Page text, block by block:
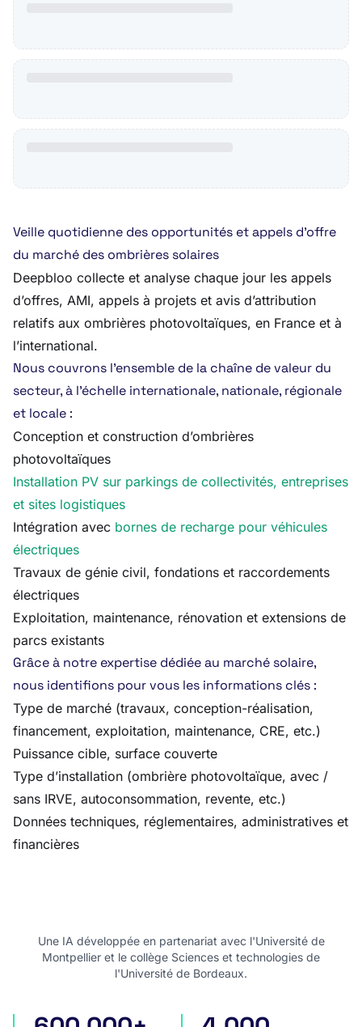
Veille quotidienne des opportunités et appels d’offre
du marché des ombrières solaires
Deepbloo collecte et analyse chaque jour les appels
d’offres, AMI, appels à projets et avis d’attribution
relatifs aux ombrières photovoltaïques, en France et à
l’international.
Nous couvrons l’ensemble de la chaîne de valeur du
secteur, à l’échelle internationale, nationale, régionale
et locale :
Conception et construction d’ombrières
photovoltaïques
Installation PV sur parkings de collectivités, entreprises
et sites logistiques
Intégration avec bornes de recharge pour véhicules
électriques
Travaux de génie civil, fondations et raccordements
électriques
Exploitation, maintenance, rénovation et extensions de
parcs existants
Grâce à notre expertise dédiée au marché solaire,
nous identifions pour vous les informations clés :
Type de marché (travaux, conception-réalisation,
financement, exploitation, maintenance, CRE, etc.)
Puissance cible, surface couverte
Type d’installation (ombrière photovoltaïque, avec /
sans IRVE, autoconsommation, revente, etc.)
Données techniques, réglementaires, administratives et
financières
Une IA développée en partenariat avec l'Université de
Montpellier et le collège Sciences et technologies de
l'Université de Bordeaux.
appels d'offres en France appels d'offres